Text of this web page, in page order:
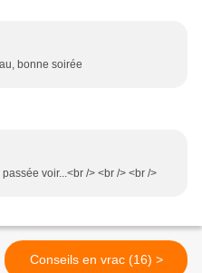
bonne soirée
voir...<br /> <br /> <br />
Conseils en vrac (16) >